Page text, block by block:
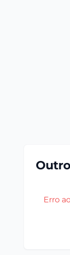
Erro